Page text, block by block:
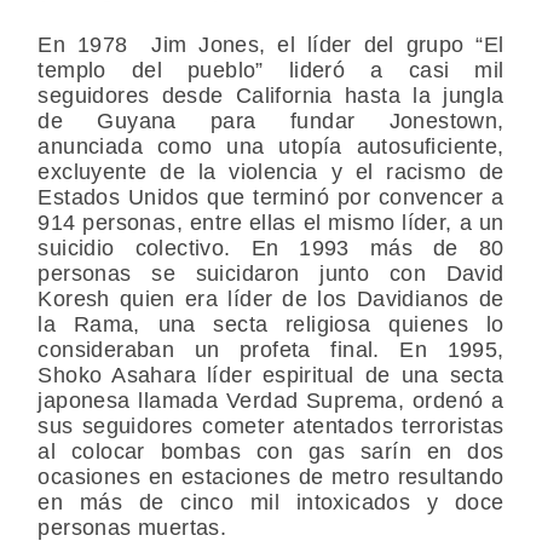
En 1978 Jim Jones, el líder del grupo “El
templo del pueblo” lideró a casi mil
seguidores desde California hasta la jungla
de Guyana para fundar Jonestown,
anunciada como una utopía autosuficiente,
excluyente de la violencia y el racismo de
Estados Unidos que terminó por convencer a
914 personas, entre ellas el mismo líder, a un
suicidio colectivo. En 1993 más de 80
personas se suicidaron junto con David
Koresh quien era líder de los Davidianos de
la Rama, una secta religiosa quienes lo
consideraban un profeta final. En 1995,
Shoko Asahara líder espiritual de una secta
japonesa llamada Verdad Suprema, ordenó a
sus seguidores cometer atentados terroristas
al colocar bombas con gas sarín en dos
ocasiones en estaciones de metro resultando
en más de cinco mil intoxicados y doce
personas muertas.